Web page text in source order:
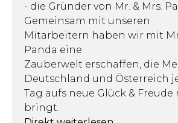
- die Gründer von Mr. & Mrs.
Gemeinsam mit unseren
Mitarbeitern haben wir mit
Panda eine
Zauberwelt erschaffen, die
Deutschland und Österreich
Tag aufs neue Glück & Freude
bringt.